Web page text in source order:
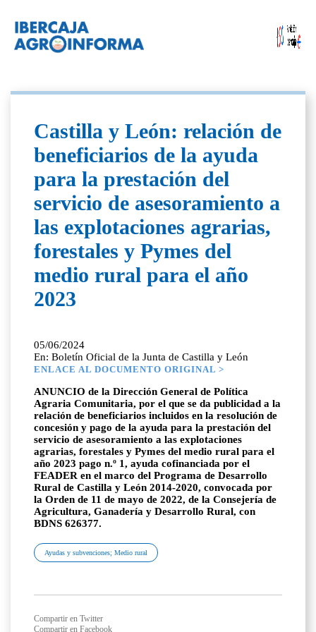
Castilla y León: relación de
beneficiarios de la ayuda
para la prestación del
servicio de asesoramiento a
las explotaciones agrarias,
forestales y Pymes del
medio rural para el año
2023
05/06/2024
En: Boletín Oficial de la Junta de Castilla y León
ENLACE AL DOCUMENTO ORIGINAL >
ANUNCIO de la Dirección General de Política
Agraria Comunitaria, por el que se da publicidad a la
relación de beneficiarios incluidos en la resolución de
concesión y pago de la ayuda para la prestación del
servicio de asesoramiento a las explotaciones
agrarias, forestales y Pymes del medio rural para el
año 2023 pago n.º 1, ayuda cofinanciada por el
FEADER en el marco del Programa de Desarrollo
Rural de Castilla y León 2014-2020, convocada por
la Orden de 11 de mayo de 2022, de la Consejería de
Agricultura, Ganadería y Desarrollo Rural, con
BDNS 626377.
Ayudas y subvenciones; Medio rural
Compartir en Twitter
Compartir en Facebook